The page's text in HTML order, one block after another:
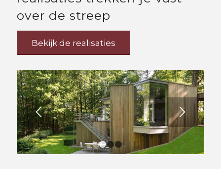
over de streep
Bekijk de realisaties
1 2 3